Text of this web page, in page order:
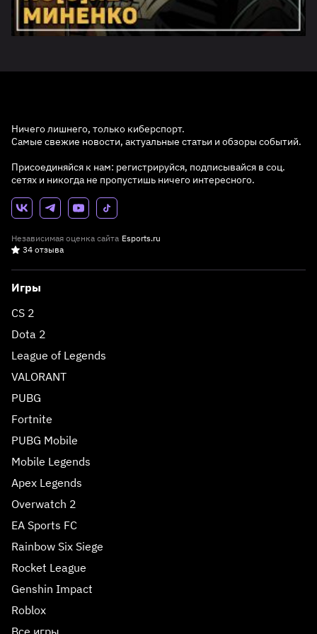
Ничего лишнего, только киберспорт.
Самые свежие новости, актуальные статьи и обзоры событий.
Присоединяйся к нам: регистрируйся, подписывайся в соц.
сетях и никогда не пропустишь ничего интересного.
Независимая оценка сайта Esports.ru
34 отзыва
Игры
CS 2
Dota 2
League of Legends
VALORANT
PUBG
Fortnite
PUBG Mobile
Mobile Legends
Apex Legends
Overwatch 2
EA Sports FC
Rainbow Six Siege
Rocket League
Genshin Impact
Roblox
Все игры